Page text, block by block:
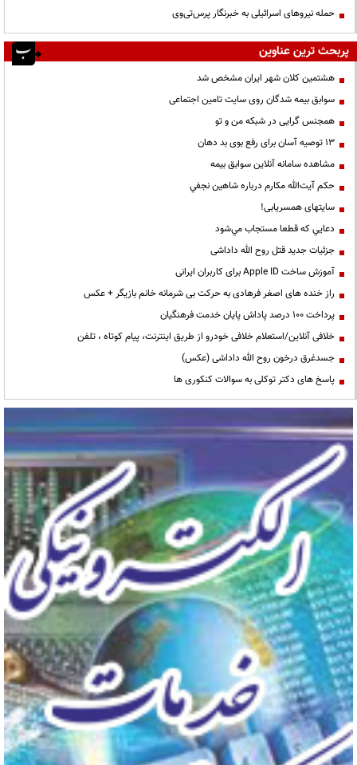
حمله نیروهای اسرائیلی به خبرنگار پرس‌تی‌وی
پربحث ترین عناوین
هشتمین کلان شهر ایران مشخص شد
سوابق بیمه شدگان روی سایت تامین اجتماعی
همجنس گرایی در شبکه من و تو
13 توصیه آسان برای رفع بوی بد دهان
مشاهده سامانه آنلاين سوابق بیمه
حكم آيت‌الله مكارم درباره شاهين نجفي
سایتهای همسریابی!
دعايي كه قطعا مستجاب مي‌شود
جزئیات جدید قتل روح الله داداشی
آموزش ساخت Apple ID برای کاربران ایرانی
راز خنده های اصغر فرهادی به حرکت بی شرمانه خانم بازیگر + عکس
پرداخت ۱۰۰ درصد پاداش پایان خدمت فرهنگیان
خلافی آنلاین/استعلام خلافی خودرو از طریق اینترنت، پیام کوتاه ، تلفن
جسدغرق درخون روح الله داداشی (عکس)
پاسخ های دکتر توکلی به سوالات کنکوری ها